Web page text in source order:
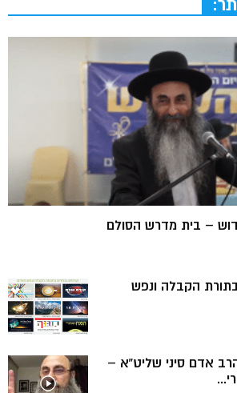
– בית מדרש הסולם
בתורת הקבלה ונפש
אדם סיני שליט”א –